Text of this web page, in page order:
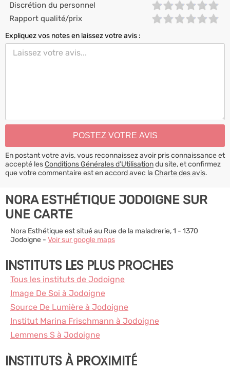
Discrétion du personnel
Rapport qualité/prix
Expliquez vos notes en laissez votre avis :
En postant votre avis, vous reconnaissez avoir pris connaissance et
accepté lesConditions Générales d’Utilisationdu site, et confirmez
que votre commentaire est en accord avec la Charte des avis.
NORA ESTHÉTIQUE JODOIGNE SUR
UNE CARTE
Nora Esthétique est situé au Rue de la maladrerie, 1 - 1370
Jodoigne - Voir sur google maps
INSTITUTS LES PLUS PROCHES
Tous les instituts de Jodoigne
Image De Soi à Jodoigne
Source De Lumière à Jodoigne
Institut Marina Frischmann à Jodoigne
Lemmens S à Jodoigne
INSTITUTS À PROXIMITÉ